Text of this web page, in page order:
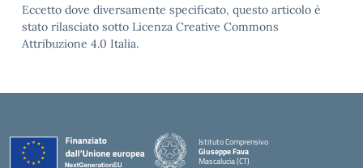
Eccetto dove diversamente specificato, questo articolo è
stato rilasciato sotto Licenza Creative Commons
Attribuzione 4.0 Italia.
Istituto Comprensivo
Giuseppe Fava
Mascalucia (CT)